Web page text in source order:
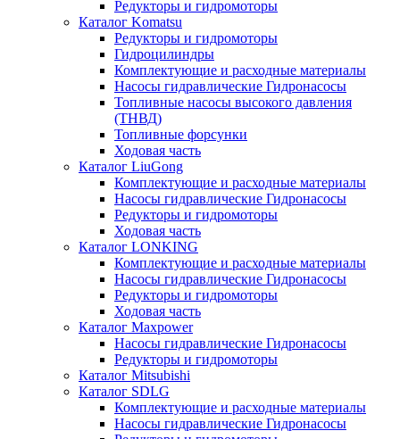
Редукторы и гидромоторы
Каталог Komatsu
Редукторы и гидромоторы
Гидроцилиндры
Комплектующие и расходные материалы
Насосы гидравлические Гидронасосы
Топливные насосы высокого давления
(ТНВД)
Топливные форсунки
Ходовая часть
Каталог LiuGong
Комплектующие и расходные материалы
Насосы гидравлические Гидронасосы
Редукторы и гидромоторы
Ходовая часть
Каталог LONKING
Комплектующие и расходные материалы
Насосы гидравлические Гидронасосы
Редукторы и гидромоторы
Ходовая часть
Каталог Maxpower
Насосы гидравлические Гидронасосы
Редукторы и гидромоторы
Каталог Mitsubishi
Каталог SDLG
Комплектующие и расходные материалы
Насосы гидравлические Гидронасосы